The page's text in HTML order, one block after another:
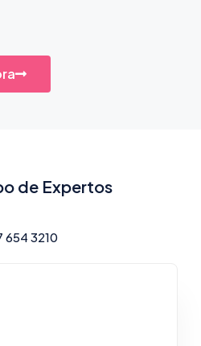
de Expertos
654 3210